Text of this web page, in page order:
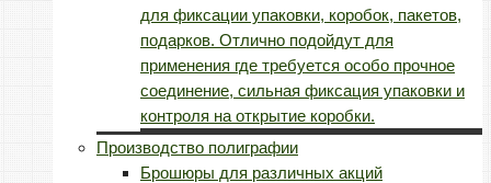
для фиксации упаковки, коробок, пакетов,
подарков. Отлично подойдут для
применения где требуется особо прочное
соединение, сильная фиксация упаковки и
контроля на открытие коробки.
Производство полиграфии
Брошюры для различных акций